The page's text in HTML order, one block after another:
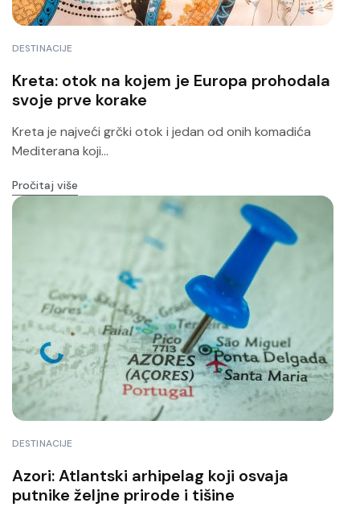
DESTINACIJE
Kreta: otok na kojem je Europa prohodala
svoje prve korake
Kreta je najveći grčki otok i jedan od onih komadića
Mediterana koji...
Pročitaj više
DESTINACIJE
Azori: Atlantski arhipelag koji osvaja
putnike željne prirode i tišine